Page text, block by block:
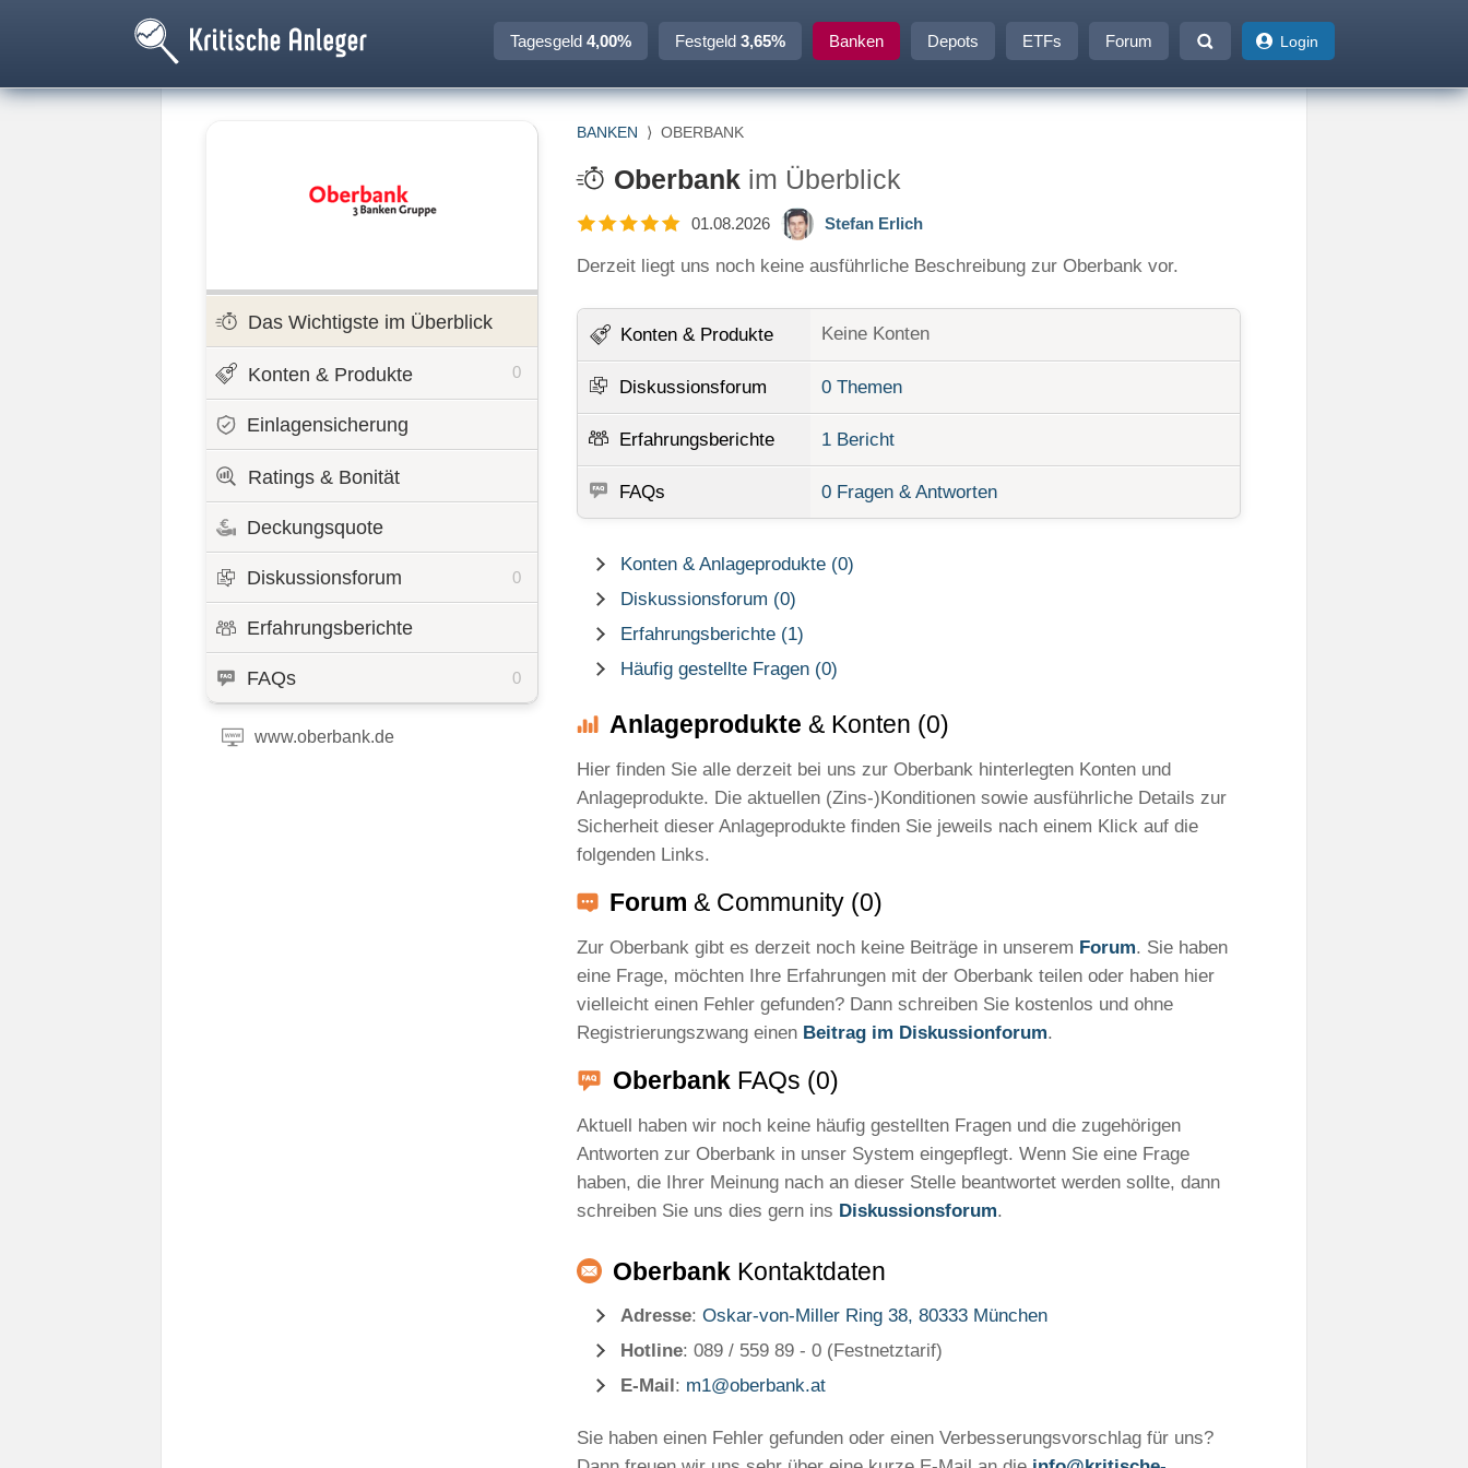
Tagesgeld 4,00% Festgeld 3,65% Banken Depots ETFs Forum Login
Das Wichtigste im Überblick
Konten & Produkte 0
Einlagensicherung
Ratings & Bonität
Deckungsquote
Diskussionsforum 0
Erfahrungsberichte
FAQs 0
www.oberbank.de
BANKEN ⟩ OBERBANK
Oberbank im Überblick
01.08.2026 Stefan Erlich
Derzeit liegt uns noch keine ausführliche Beschreibung zur Oberbank vor.
Konten & Produkte Keine Konten
Diskussionsforum 0 Themen
Erfahrungsberichte 1 Bericht
FAQs 0 Fragen & Antworten
Konten & Anlageprodukte (0)
Diskussionsforum (0)
Erfahrungsberichte (1)
Häufig gestellte Fragen (0)
Anlageprodukte & Konten (0)
Hier finden Sie alle derzeit bei uns zur Oberbank hinterlegten Konten und
Anlageprodukte. Die aktuellen (Zins-)Konditionen sowie ausführliche Details zur
Sicherheit dieser Anlageprodukte finden Sie jeweils nach einem Klick auf die
folgenden Links.
Forum & Community (0)
Zur Oberbank gibt es derzeit noch keine Beiträge in unserem Forum. Sie haben
eine Frage, möchten Ihre Erfahrungen mit der Oberbank teilen oder haben hier
vielleicht einen Fehler gefunden? Dann schreiben Sie kostenlos und ohne
Registrierungszwang einen Beitrag im Diskussionforum.
Oberbank FAQs (0)
Aktuell haben wir noch keine häufig gestellten Fragen und die zugehörigen
Antworten zur Oberbank in unser System eingepflegt. Wenn Sie eine Frage
haben, die Ihrer Meinung nach an dieser Stelle beantwortet werden sollte, dann
schreiben Sie uns dies gern ins Diskussionsforum.
Oberbank Kontaktdaten
Adresse: Oskar-von-Miller Ring 38, 80333 München
Hotline: 089 / 559 89 - 0 (Festnetztarif)
E-Mail: m1@oberbank.at
Sie haben einen Fehler gefunden oder einen Verbesserungsvorschlag für uns?